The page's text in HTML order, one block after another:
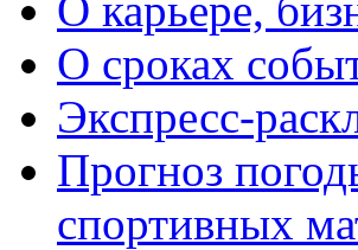
О сроках
Экспресс-
Прогноз
спортивных